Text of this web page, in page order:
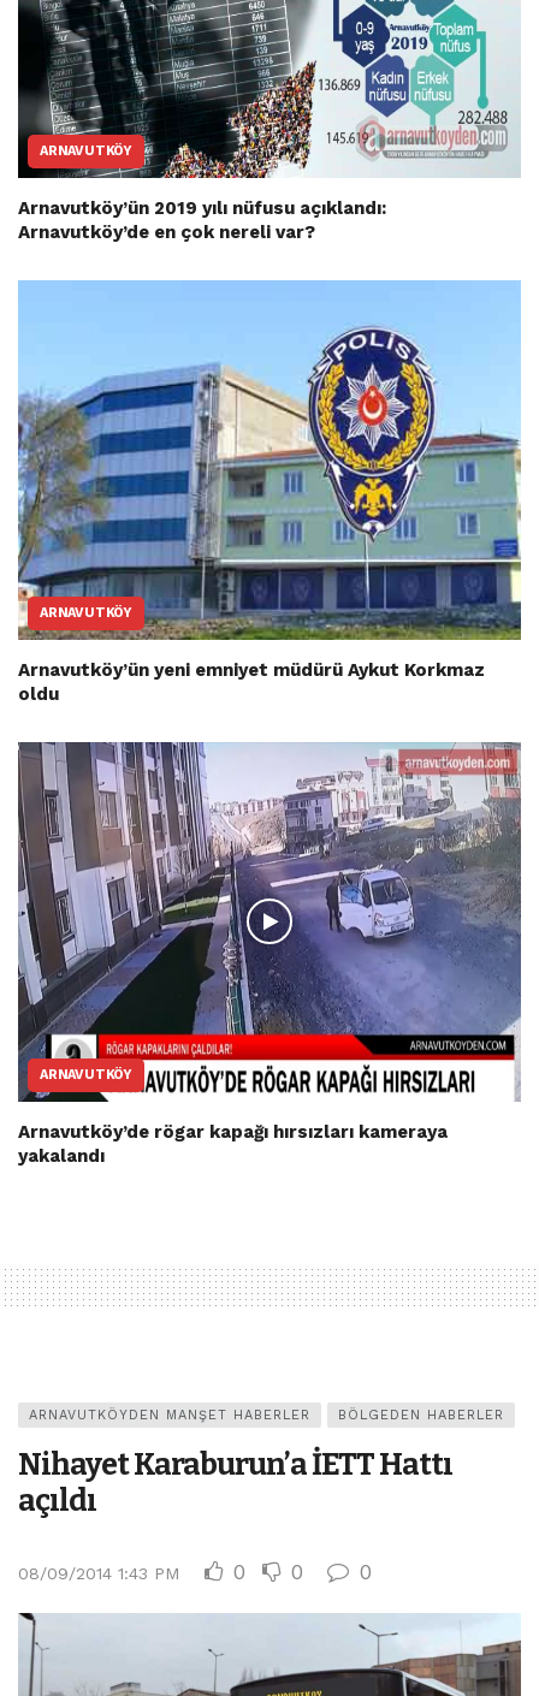
ARNAVUTKÖY
Arnavutköy’ün 2019 yılı nüfusu açıklandı:
Arnavutköy’de en çok nereli var?
ARNAVUTKÖY
Arnavutköy’ün yeni emniyet müdürü Aykut Korkmaz
oldu
ARNAVUTKÖY
Arnavutköy’de rögar kapağı hırsızları kameraya
yakalandı
ARNAVUTKÖYDEN MANŞET HABERLER BÖLGEDEN HABERLER
Nihayet Karaburun’a İETT Hattı
açıldı
08/09/2014 1:43 PM 0 0 0